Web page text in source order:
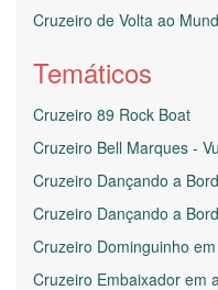
Cruzeiro de Volta ao
Temáticos
Cruzeiro 89 Rock Boat
Cruzeiro Bell Marques -
Cruzeiro Dançando a
Cruzeiro Dançando a
Cruzeiro Dominguinho
Cruzeiro Embaixador em